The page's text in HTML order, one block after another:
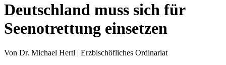
Deutschland muss sich für
Seenotrettung einsetzen
Von Dr. Michael Hertl | Erzbischöfliches Ordinariat